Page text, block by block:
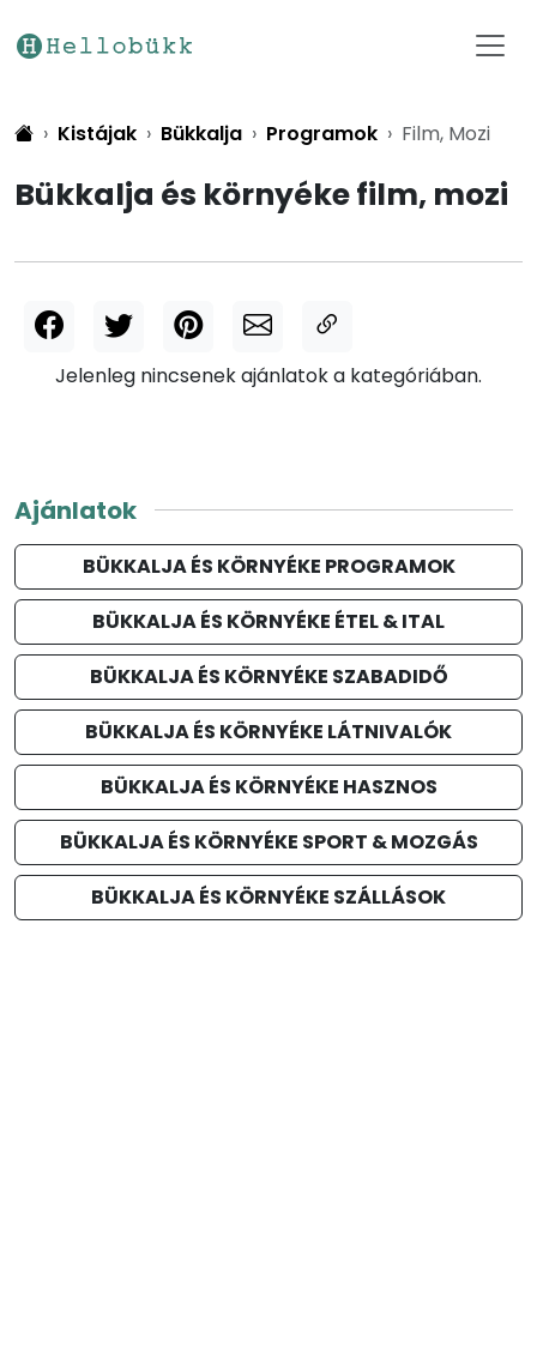
Kistájak Bükkalja Programok Film, Mozi
Bükkalja és környéke film, mozi
Jelenleg nincsenek ajánlatok a kategóriában.
Ajánlatok
BÜKKALJA ÉS KÖRNYÉKE PROGRAMOK
BÜKKALJA ÉS KÖRNYÉKE ÉTEL & ITAL
BÜKKALJA ÉS KÖRNYÉKE SZABADIDŐ
BÜKKALJA ÉS KÖRNYÉKE LÁTNIVALÓK
BÜKKALJA ÉS KÖRNYÉKE HASZNOS
BÜKKALJA ÉS KÖRNYÉKE SPORT & MOZGÁS
BÜKKALJA ÉS KÖRNYÉKE SZÁLLÁSOK